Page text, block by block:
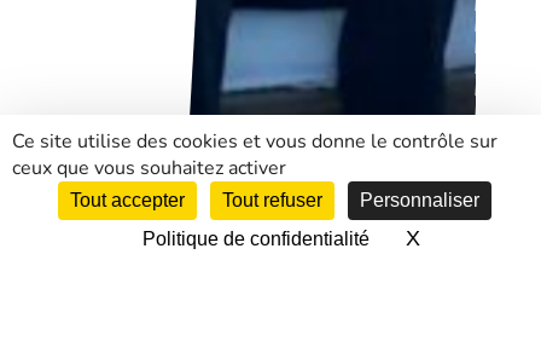
Ce site utilise des cookies et vous donne le contrôle sur
ceux que vous souhaitez activer
Tout accepter Tout refuser
Personnaliser
Politique de confidentialité
XMasquer le